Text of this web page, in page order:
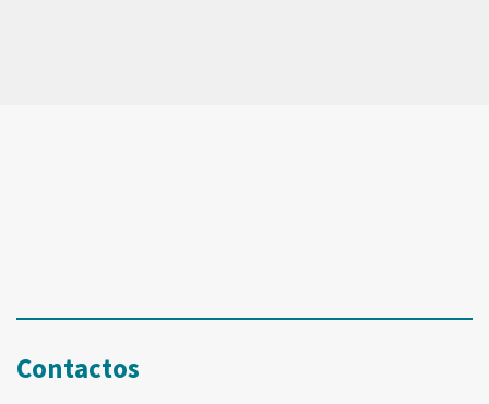
Contactos